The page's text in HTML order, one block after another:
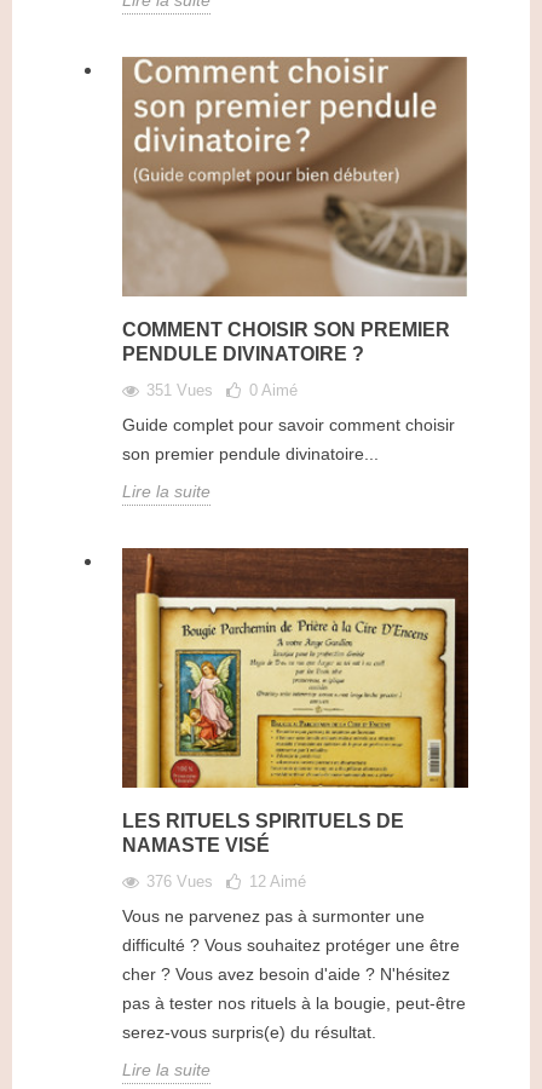
COMMENT CHOISIR SON PREMIER
PENDULE DIVINATOIRE ?
351 Vues 0 Aimé
Guide complet pour savoir comment choisir
son premier pendule divinatoire...
Lire la suite
LES RITUELS SPIRITUELS DE
NAMASTE VISÉ
376 Vues 12 Aimé
Vous ne parvenez pas à surmonter une
difficulté ? Vous souhaitez protéger une être
cher ? Vous avez besoin d'aide ? N'hésitez
pas à tester nos rituels à la bougie, peut-être
serez-vous surpris(e) du résultat.
Lire la suite